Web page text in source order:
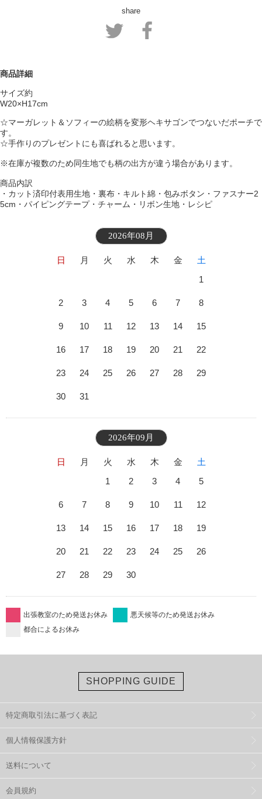
share
商品詳細
サイズ約
W20×H17cm
☆マーガレット＆ソフィーの絵柄を変形ヘキサゴンでつないだポーチで
す。
☆手作りのプレゼントにも喜ばれると思います。
※在庫が複数のため同生地でも柄の出方が違う場合があります。
商品内訳
・カット済印付表用生地・裏布・キルト綿・包みボタン・ファスナー2
5cm・パイピングテープ・チャーム・リボン生地・レシピ
2026年08月
日 月 火 水 木 金
土
1
2 3 4 5 6 7 8
9 10 11 12 13 14 15
16 17 18 19 20 21 22
23 24 25 26 27 28 29
30 31
2026年09月
日 月 火 水 木 金
土
1
2 3 4 5
6 7 8 9 10 11 12
13 14 15 16 17 18 19
20 21 22 23 24 25 26
27 28 29 30
出張教室のため発送お休み
悪天候等のため発送お休み
都合によるお休み
SHOPPING GUIDE
特定商取引法に基づく表記
個人情報保護方針
送料について
会員規約